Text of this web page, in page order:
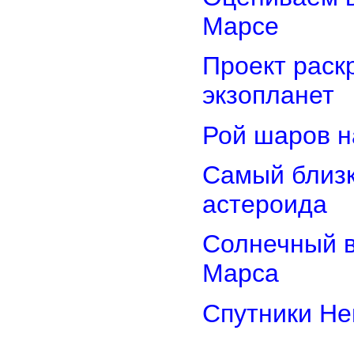
Марсе
Проект
экзопланет
Рой шаров
Самый
астероида
Солнечный
Марса
Спутники